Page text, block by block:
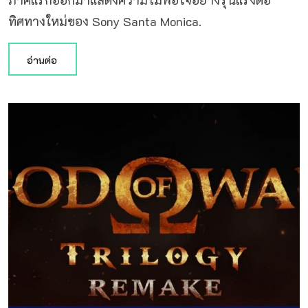
ทิศทางใหม่ของ Sony Santa Monica.
อ่านต่อ